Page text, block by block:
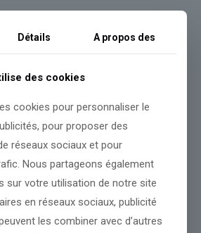
Détails A propos des
des cookies
cookies pour personnaliser le
pour proposer des
réseaux sociaux et pour
Nous partageons également
sur votre utilisation de notre site
en réseaux sociaux, publicité
les combiner avec d’autres